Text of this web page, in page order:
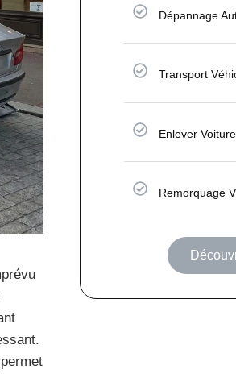
Dépannage
Transport
Enlever
Remorquage